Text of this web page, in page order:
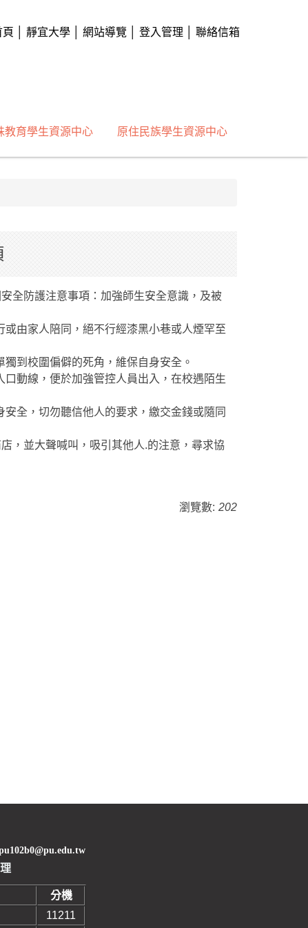
靜宜大學 網站導覽 登入管理 聯絡信箱
教育學生資源中心 原住民族學生資源中心
全防護注意事項：加強師生安全意識，及被
由家人陪同，絕不行經漆黑小巷或人煙罕至
到校圍偏僻的死角，維保自身安全。
動線，便於加強管控人員出入，在校遇陌生
全，切勿聽信他人的要求，繳交金錢或隨同
，並大聲喊叫，吸引其他人.的注意，尋求協
瀏覽數: 202
分機
11211